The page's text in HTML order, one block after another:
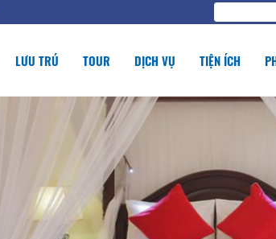
LƯU TRÚ TOUR DỊCH VỤ TIỆN ÍCH